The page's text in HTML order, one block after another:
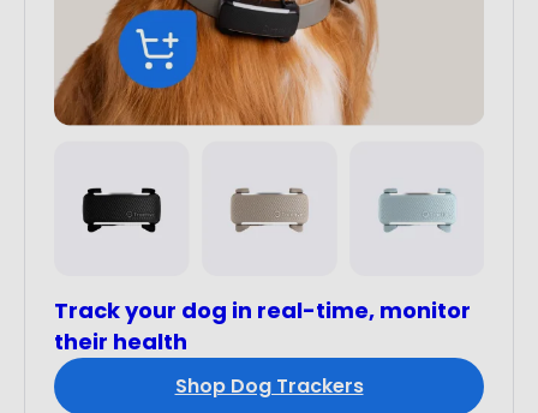
Track your dog in real-time, monitor
Shop Dog Trackers
Must-Read